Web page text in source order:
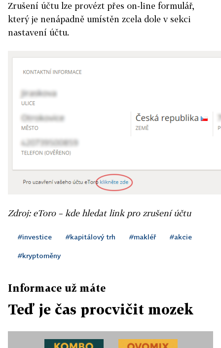
Zrušení účtu lze provézt přes on-line formulář,
který je nenápadně umístěn zcela dole v sekci
nastavení účtu.
Zdroj: eToro – kde hledat link pro zrušení účtu
#investice #kapitálový trh #makléř #akcie
#kryptoměny
Informace už máte
Teď je čas procvičit mozek